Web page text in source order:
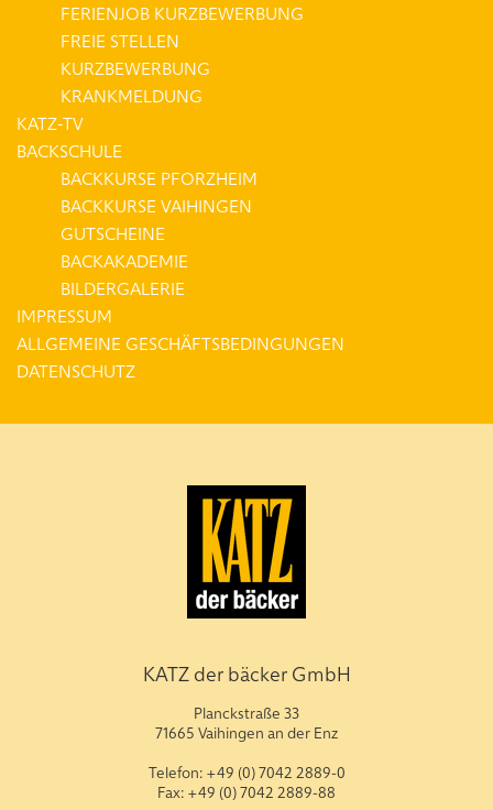
FERIENJOB KURZBEWERBUNG
FREIE STELLEN
KURZBEWERBUNG
KRANKMELDUNG
KATZ-TV
BACKSCHULE
BACKKURSE PFORZHEIM
BACKKURSE VAIHINGEN
GUTSCHEINE
BACKAKADEMIE
BILDERGALERIE
IMPRESSUM
ALLGEMEINE GESCHÄFTSBEDINGUNGEN
DATENSCHUTZ
KATZ der bäcker GmbH
Planckstraße 33
71665 Vaihingen an der Enz
Telefon: +49 (0) 7042 2889-0
Fax: +49 (0) 7042 2889-88